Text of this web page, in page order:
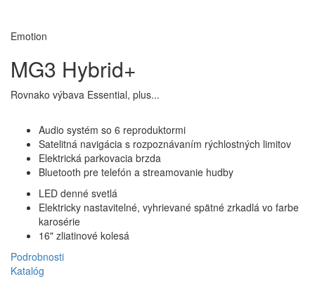
Na ceste
Emotion
MG3 Hybrid+
Rovnako výbava Essential, plus...
Audio systém so 6 reproduktormi
Satelitná navigácia s rozpoznávaním rýchlostných limitov
Elektrická parkovacia brzda
Bluetooth pre telefón a streamovanie hudby
LED denné svetlá
Elektricky nastavitelné, vyhrievané spätné zrkadlá vo farbe
karosérie
16" zliatinové kolesá
Podrobnosti
Katalóg